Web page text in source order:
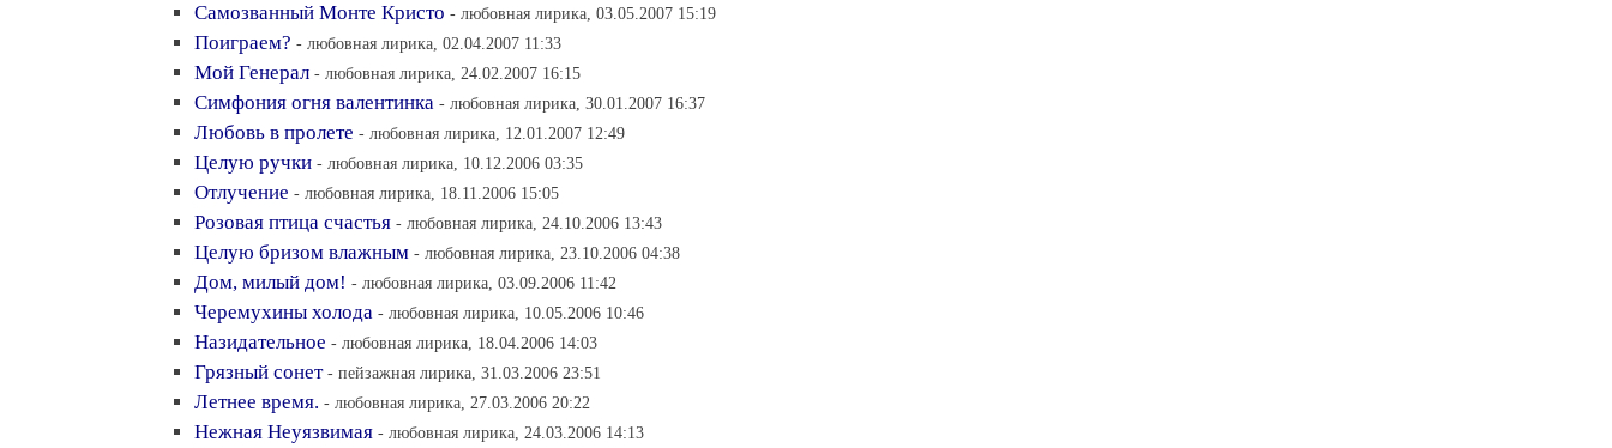
Самозванный Монте Кристо - любовная лирика, 03.05.2007 15:19
Поиграем? - любовная лирика, 02.04.2007 11:33
Мой Генерал - любовная лирика, 24.02.2007 16:15
Симфония огня валентинка - любовная лирика, 30.01.2007 16:37
Любовь в пролете - любовная лирика, 12.01.2007 12:49
Целую ручки - любовная лирика, 10.12.2006 03:35
Отлучение - любовная лирика, 18.11.2006 15:05
Розовая птица счастья - любовная лирика, 24.10.2006 13:43
Целую бризом влажным - любовная лирика, 23.10.2006 04:38
Дом, милый дом! - любовная лирика, 03.09.2006 11:42
Черемухины холода - любовная лирика, 10.05.2006 10:46
Назидательное - любовная лирика, 18.04.2006 14:03
Грязный сонет - пейзажная лирика, 31.03.2006 23:51
Летнее время. - любовная лирика, 27.03.2006 20:22
Нежная Неуязвимая - любовная лирика, 24.03.2006 14:13